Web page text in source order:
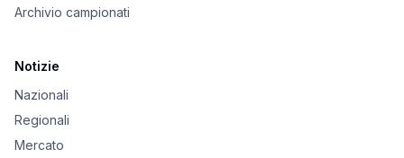
Archivio campionati
Notizie
Nazionali
Regionali
Mercato